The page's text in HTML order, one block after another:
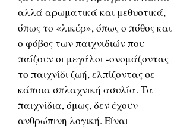
αλλά αρωματικά και μεθυστικά,
όπως το «λικέρ», όπως ο πόθος και
ο φόβος των παιχνιδιών που
παίζουν οι μεγάλοι -ονομάζοντας
το παιχνίδι ζωή, ελπίζοντας σε
κάποια σπλαχνική ασυλία. Τα
παιχνίδια, όμως, δεν έχουν
ανθρώπινη λογική. Είναι